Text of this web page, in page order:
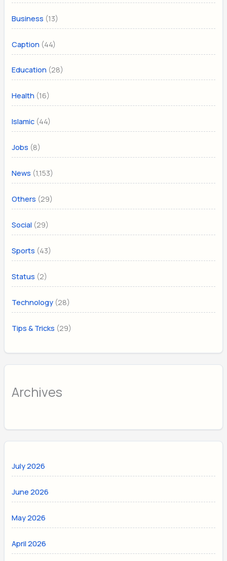
Business (13)
Caption (44)
Education (28)
Health (16)
Islamic (44)
Jobs (8)
News (1,153)
Others (29)
Social (29)
Sports (43)
Status (2)
Technology (28)
Tips & Tricks (29)
Archives
July 2026
June 2026
May 2026
April 2026